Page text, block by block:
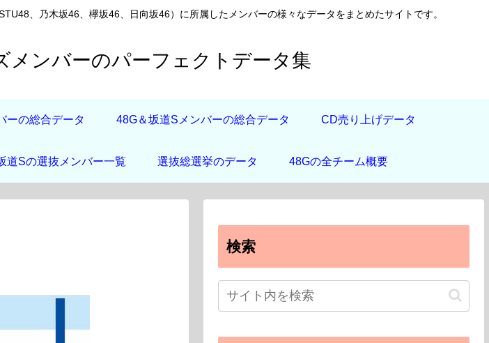
、乃木坂46、欅坂46、日向坂46）に所属したメンバーの様々なデータをまとめたサイトです。
メンバーのパーフェクトデータ集
ーの総合データ 48G＆坂道Sメンバーの総合データ CD売り上げデータ
道Sの選抜メンバー一覧 選抜総選挙のデータ 48Gの全チーム概要
検索